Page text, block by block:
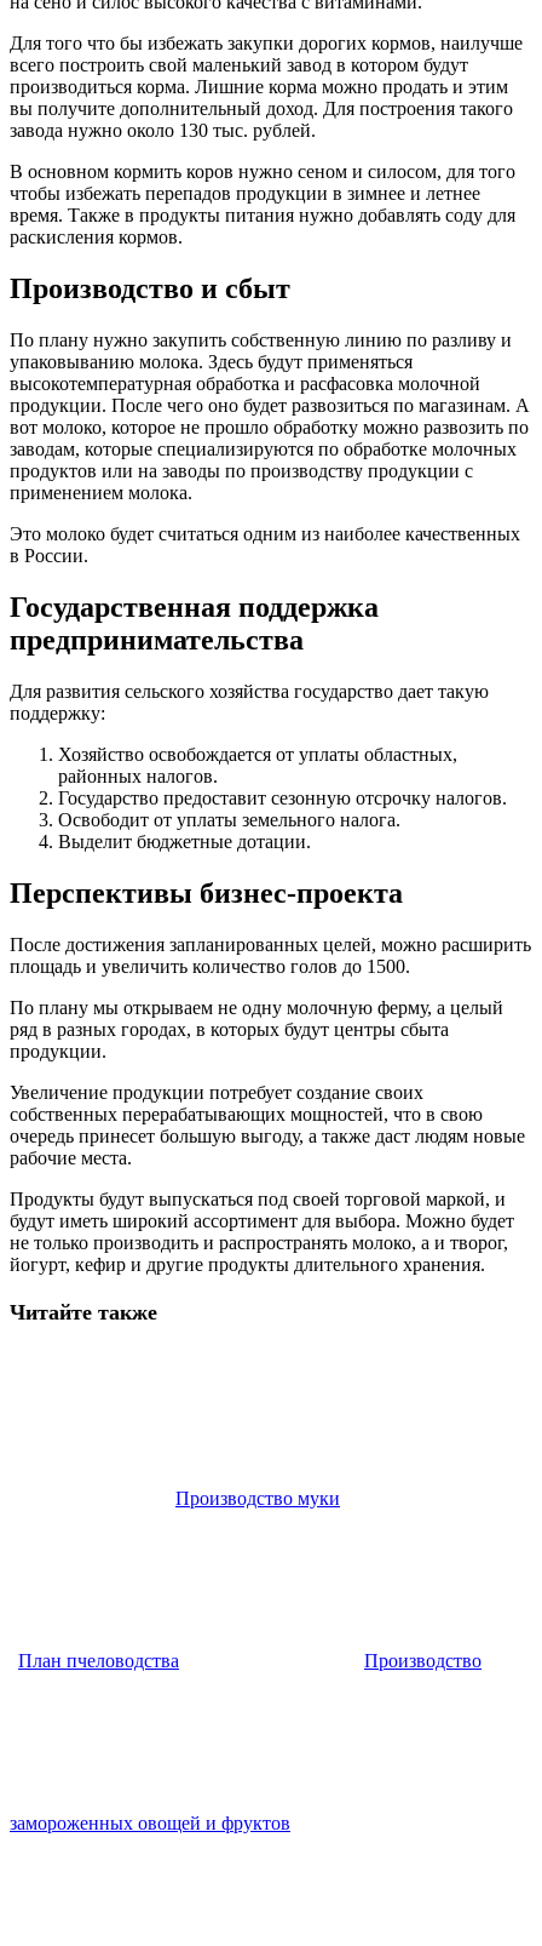
Для того что бы избежать закупки дорогих кормов, наилучше
всего построить свой маленький завод в котором будут
производиться корма. Лишние корма можно продать и этим
вы получите дополнительный доход. Для построения такого
завода нужно около 130 тыс. рублей.
В основном кормить коров нужно сеном и силосом, для того
чтобы избежать перепадов продукции в зимнее и летнее
время. Также в продукты питания нужно добавлять соду для
раскисления кормов.
Производство и сбыт
По плану нужно закупить собственную линию по разливу и
упаковыванию молока. Здесь будут применяться
высокотемпературная обработка и расфасовка молочной
продукции. После чего оно будет развозиться по магазинам. А
вот молоко, которое не прошло обработку можно развозить по
заводам, которые специализируются по обработке молочных
продуктов или на заводы по производству продукции с
применением молока.
Это молоко будет считаться одним из наиболее качественных
в России.
Государственная поддержка
предпринимательства
Для развития сельского хозяйства государство дает такую
поддержку:
Хозяйство освобождается от уплаты областных,
районных налогов.
Государство предоставит сезонную отсрочку налогов.
Освободит от уплаты земельного налога.
Выделит бюджетные дотации.
Перспективы бизнес-проекта
После достижения запланированных целей, можно расширить
площадь и увеличить количество голов до 1500.
По плану мы открываем не одну молочную ферму, а целый
ряд в разных городах, в которых будут центры сбыта
продукции.
Увеличение продукции потребует создание своих
собственных перерабатывающих мощностей, что в свою
очередь принесет большую выгоду, а также даст людям новые
рабочие места.
Продукты будут выпускаться под своей торговой маркой, и
будут иметь широкий ассортимент для выбора. Можно будет
не только производить и распространять молоко, а и творог,
йогурт, кефир и другие продукты длительного хранения.
Читайте также
Производство муки
План пчеловодства Производство
замороженных овощей и фруктов